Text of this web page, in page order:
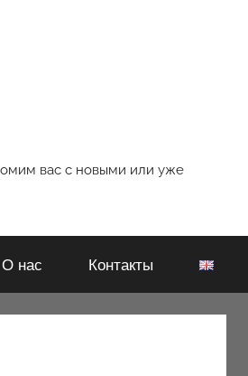
вас с новыми или уже
О нас Контакты